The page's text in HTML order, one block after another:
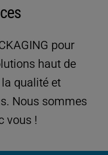
pour
haut de
qualité et
Nous sommes
vous !